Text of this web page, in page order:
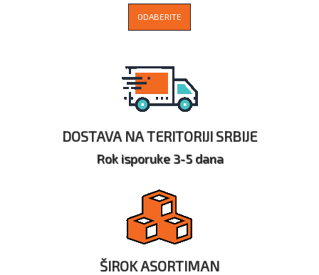
ODABERITE
DOSTAVA NA TERITORIJI SRBIJE
Rok isporuke 3-5 dana
ŠIROK ASORTIMAN